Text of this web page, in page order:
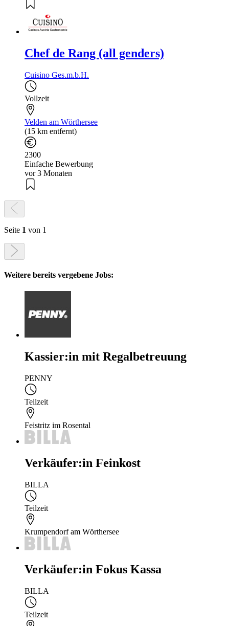
Chef de Rang (all genders)
Cuisino Ges.m.b.H.
Vollzeit
Velden am Wörthersee
(15 km entfernt)
2300
Einfache Bewerbung
vor 3 Monaten
Seite 1 von 1
Weitere bereits vergebene Jobs:
Kassier:in mit Regalbetreuung
PENNY
Teilzeit
Feistritz im Rosental
Verkäufer:in Feinkost
BILLA
Teilzeit
Krumpendorf am Wörthersee
Verkäufer:in Fokus Kassa
BILLA
Teilzeit